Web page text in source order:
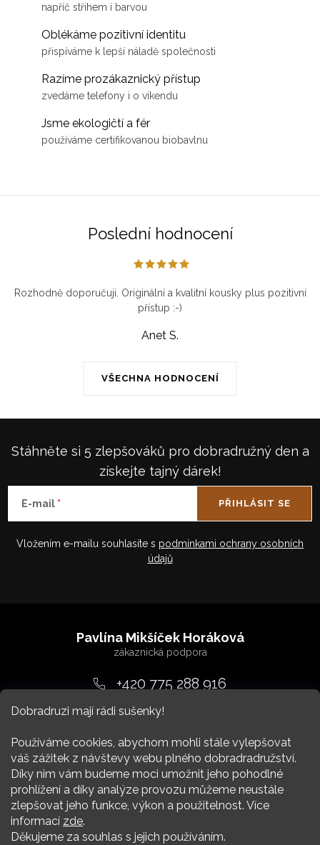
Dobradruzi mají rádi sušenky!
Používáme cookies, abychom mohli stále vylepšovat
váš zážitek z návštevy webu plného dobradradružství.
Díky nim vám budeme moci umožnit jeho pohodlné
prohlížení a díky analýze provozu můžeme neustále
zlepšovat jeho funkce, výkon a použitelnost. Více
informací zde.
Děkujeme za souhlas s jejich používáním.
napříč střihem i barvou
Oblékáme pozitivní identitu
přispíváme k lepší náladě společnosti
Razíme prozákaznický přístup
zvedáme telefony i o víkendu
Jsme ekologičtí a fér
používáme certifikovanou biobavlnu
Poslední hodnocení
VŠECHNA HODNOCENÍ
Rozhodně doporučuji. Originální a kvalitní kousky plus pozitivní
přístup :-)
Anet S.
Stáhněte si 5 zlepšováků pro dobradružný den a
získejte tajný dárek!
E-mail
Vložením e-mailu souhlasíte s podmínkami ochrany osobních
údajů
PŘIHLÁSIT SE
a
Nákup
Pavlína Mikšíček Horáková
+420 775 288 916
srdcem@dobradruh.cz